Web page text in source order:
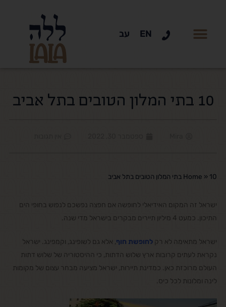
EN עב
10 בתי המלון הטובים בתל אביב
Home » 10 בתי המלון הטובים בתל אביב
ישראל זה המקום האידיאלי לחופשה אם חפצה נפשכם לנפוש בחופי הים
התיכון. כמעט 4 מיליון תיירים מבקרים בישראל מדי שנה.
ישראל מתאימה לא רק לחופשת חוף, אלא גם לשופינג, וקמפינג. ישראל
נקראת לעתים קרובות ארץ שלוש הדתות, כי ההיסטוריה של שלוש דתות
העולם מרוכזת כאן. כמדינת תיירות, ישראל מציעה מבחר עצום של מקומות
לינה ומלונות לכל כיס.